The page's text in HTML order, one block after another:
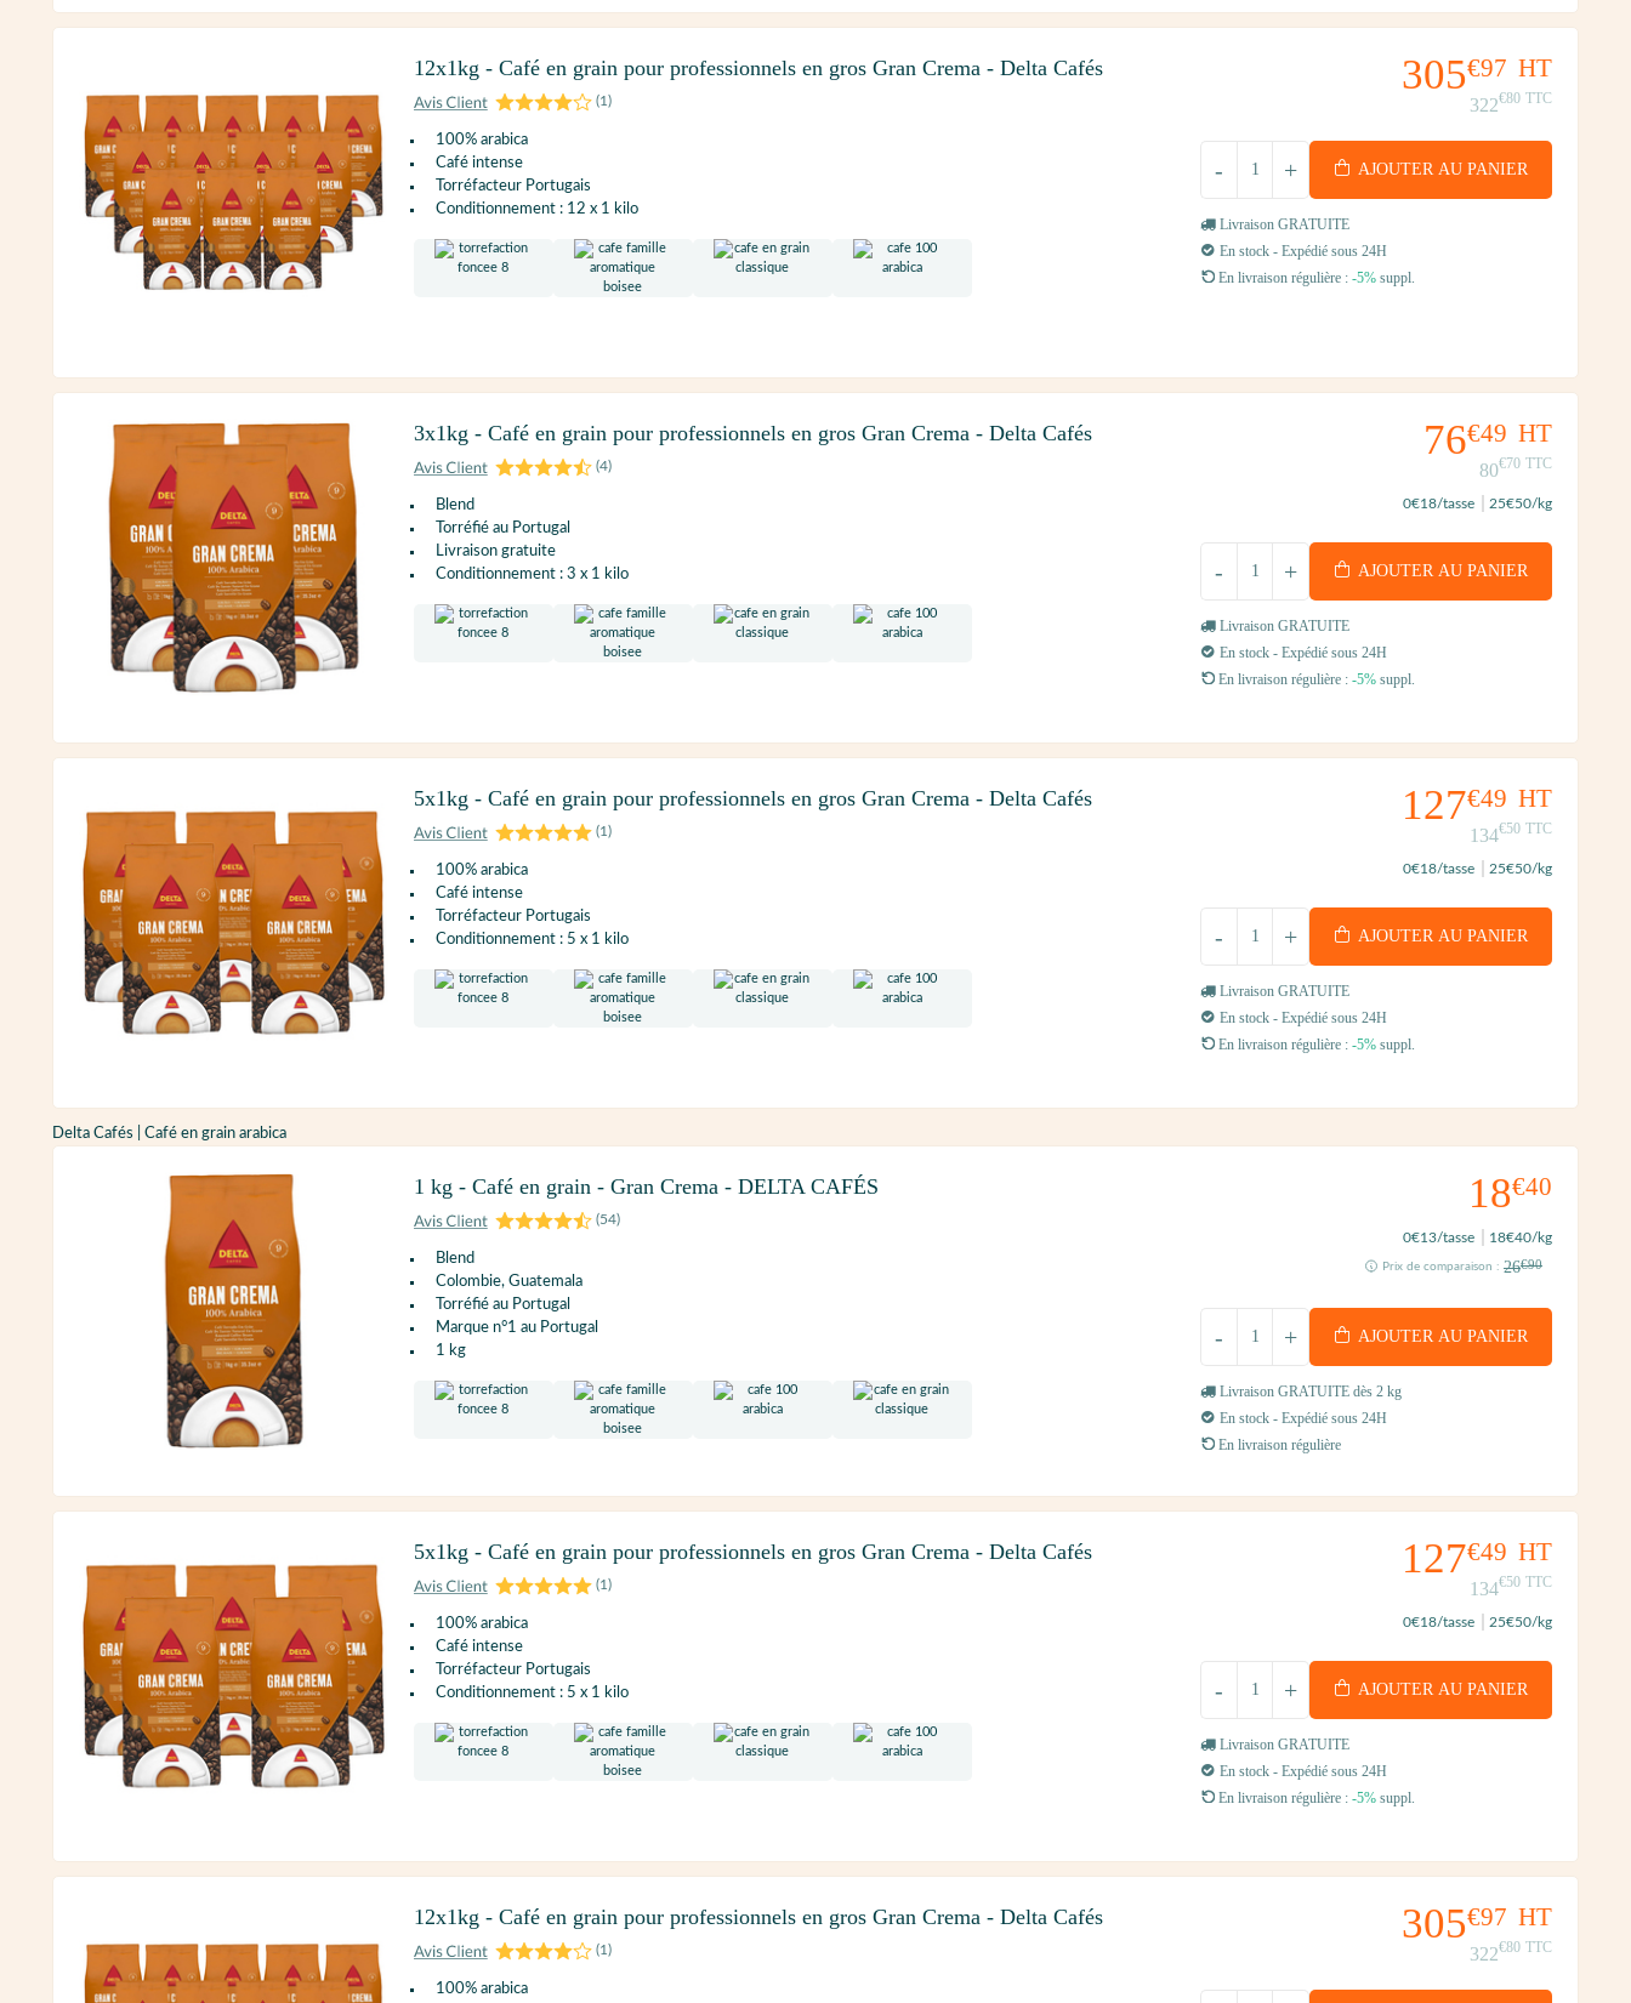
12x1kg - Café en grain pour professionnels en gros Gran Crema - Delta Cafés
(1)
100% arabica
Café intense
Torréfacteur Portugais
Conditionnement : 12 x 1 kilo
305€97 HT
322€80 TTC
+
- AJOUTER AU PANIER
Livraison GRATUITE
En stock - Expédié sous 24H
En livraison régulière : -5% suppl.
3x1kg - Café en grain pour professionnels en gros Gran Crema - Delta Cafés
(4)
Blend
Torréfié au Portugal
Livraison gratuite
Conditionnement : 3 x 1 kilo
76€49 HT
80€70 TTC
0€18/tasse 25€50/kg
+
- AJOUTER AU PANIER
Livraison GRATUITE
En stock - Expédié sous 24H
En livraison régulière : -5% suppl.
5x1kg - Café en grain pour professionnels en gros Gran Crema - Delta Cafés
(1)
100% arabica
Café intense
Torréfacteur Portugais
Conditionnement : 5 x 1 kilo
127€49 HT
134€50 TTC
0€18/tasse 25€50/kg
+
- AJOUTER AU PANIER
Livraison GRATUITE
En stock - Expédié sous 24H
En livraison régulière : -5% suppl.
Delta Cafés | Café en grain arabica
1 kg - Café en grain - Gran Crema - DELTA CAFÉS
(54)
Blend
Colombie, Guatemala
Torréfié au Portugal
Marque n°1 au Portugal
1 kg
18€40
0€13/tasse 18€40/kg
Prix de comparaison : 26€90
+
- AJOUTER AU PANIER
Livraison GRATUITE dès 2 kg
En stock - Expédié sous 24H
En livraison régulière
5x1kg - Café en grain pour professionnels en gros Gran Crema - Delta Cafés
(1)
100% arabica
Café intense
Torréfacteur Portugais
Conditionnement : 5 x 1 kilo
127€49 HT
134€50 TTC
0€18/tasse 25€50/kg
+
- AJOUTER AU PANIER
Livraison GRATUITE
En stock - Expédié sous 24H
En livraison régulière : -5% suppl.
12x1kg - Café en grain pour professionnels en gros Gran Crema - Delta Cafés
(1)
100% arabica
305€97 HT
322€80 TTC